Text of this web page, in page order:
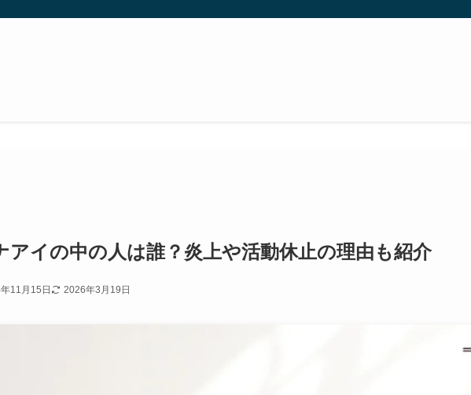
アイの中の人は誰？炎上や活動休止の理由も紹介
11月15日 2026年3月19日